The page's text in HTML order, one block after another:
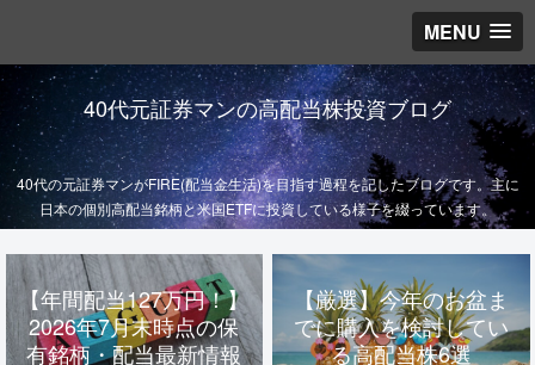
MENU
40代元証券マンの高配当株投資ブログ
40代の元証券マンがFIRE(配当金生活)を目指す過程を記したブログです。主に
日本の個別高配当銘柄と米国ETFに投資している様子を綴っています。
【年間配当127万円！】
2026年7月末時点の保
有銘柄・配当最新情報
【厳選】今年のお盆ま
でに購入を検討してい
る高配当株6選